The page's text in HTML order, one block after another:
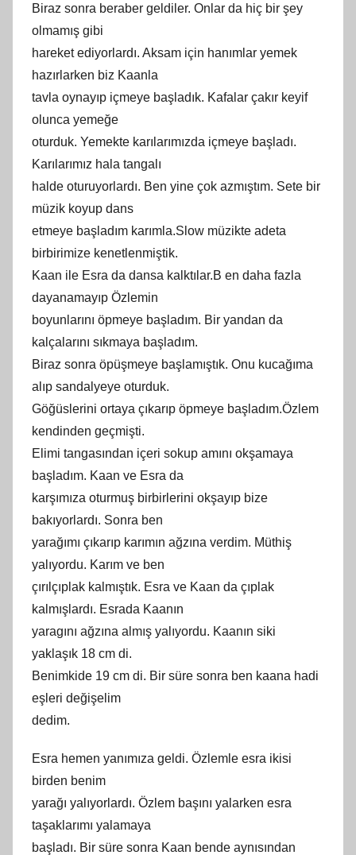
Biraz sonra beraber geldiler. Onlar da hiç bir şey
olmamış gibi
hareket ediyorlardı. Aksam için hanımlar yemek
hazırlarken biz Kaanla
tavla oynayıp içmeye başladık. Kafalar çakır keyif
olunca yemeğe
oturduk. Yemekte karılarımızda içmeye başladı.
Karılarımız hala tangalı
halde oturuyorlardı. Ben yine çok azmıştım. Sete bir
müzik koyup dans
etmeye başladım karımla.Slow müzikte adeta
birbirimize kenetlenmiştik.
Kaan ile Esra da dansa kalktılar.B en daha fazla
dayanamayıp Özlemin
boyunlarını öpmeye başladım. Bir yandan da
kalçalarını sıkmaya başladım.
Biraz sonra öpüşmeye başlamıştık. Onu kucağıma
alıp sandalyeye oturduk.
Göğüslerini ortaya çıkarıp öpmeye başladım.Özlem
kendinden geçmişti.
Elimi tangasından içeri sokup amını okşamaya
başladım. Kaan ve Esra da
karşımıza oturmuş birbirlerini okşayıp bize
bakıyorlardı. Sonra ben
yarağımı çıkarıp karımın ağzına verdim. Müthiş
yalıyordu. Karım ve ben
çırılçıplak kalmıştık. Esra ve Kaan da çıplak
kalmışlardı. Esrada Kaanın
yaragını ağzına almış yalıyordu. Kaanın siki
yaklaşık 18 cm di.
Benimkide 19 cm di. Bir süre sonra ben kaana hadi
eşleri değişelim
dedim.
Esra hemen yanımıza geldi. Özlemle esra ikisi
birden benim
yarağı yalıyorlardı. Özlem başını yalarken esra
taşaklarımı yalamaya
başladı. Bir süre sonra Kaan bende aynısından